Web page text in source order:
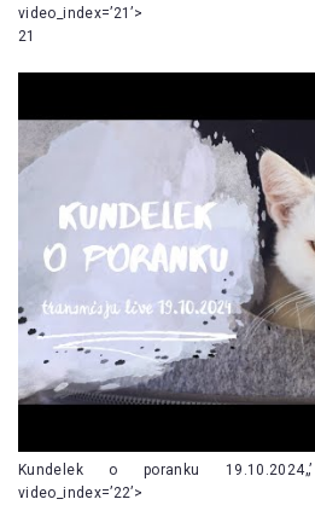
video_index=’21’>
21
Kundelek o poranku
video_index=’22’>